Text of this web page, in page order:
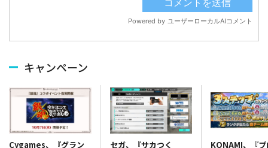
キャンペーン
Cygames、『グラン
セガ、『サカつく
KONAMI、『